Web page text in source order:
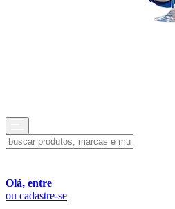
Olá, entre
ou cadastre-se